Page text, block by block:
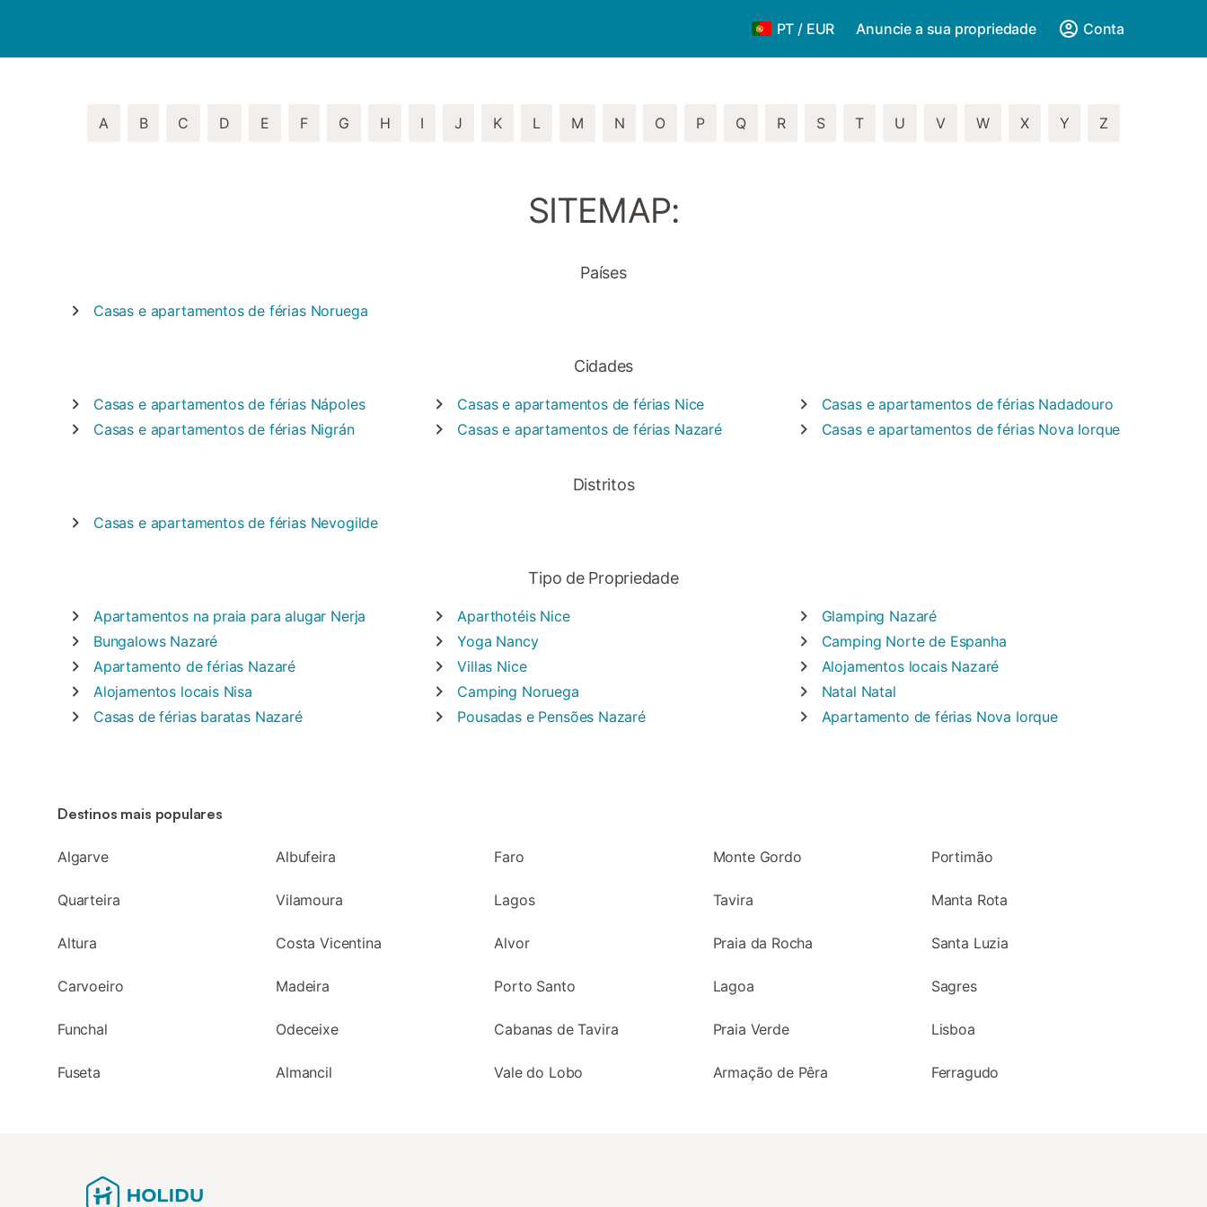
PT / EUR Anuncie a sua propriedade Conta
A B C D E F G H I J K L M N O P Q R S T U V W X Y Z
SITEMAP:
Países
Casas e apartamentos de férias Noruega
Cidades
Casas e apartamentos de férias Nápoles Casas e apartamentos de férias Nice Casas e apartamentos de férias Nadadouro
Casas e apartamentos de férias Nigrán Casas e apartamentos de férias Nazaré Casas e apartamentos de férias Nova Iorque
Distritos
Casas e apartamentos de férias Nevogilde
Tipo de Propriedade
Apartamentos na praia para alugar Nerja Aparthotéis Nice Glamping Nazaré
Bungalows Nazaré Yoga Nancy Camping Norte de Espanha
Apartamento de férias Nazaré Villas Nice Alojamentos locais Nazaré
Alojamentos locais Nisa Camping Noruega Natal Natal
Casas de férias baratas Nazaré Pousadas e Pensões Nazaré Apartamento de férias Nova Iorque
Destinos mais populares
Algarve Albufeira Faro Monte Gordo Portimão
Quarteira Vilamoura Lagos Tavira Manta Rota
Altura Costa Vicentina Alvor Praia da Rocha Santa Luzia
Carvoeiro Madeira Porto Santo Lagoa Sagres
Funchal Odeceixe Cabanas de Tavira Praia Verde Lisboa
Fuseta Almancil Vale do Lobo Armação de Pêra Ferragudo